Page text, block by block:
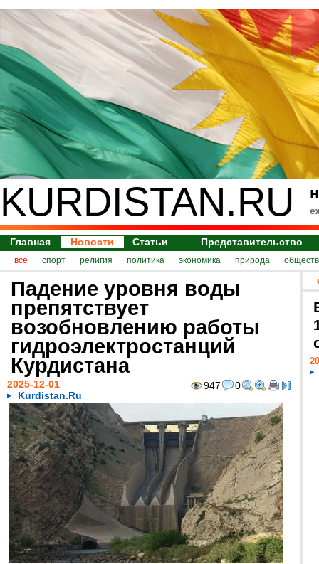
KURDISTAN.RU
Главная Новости Статьи Представительство
все спорт религия политика экономика природа
Падение уровня воды
препятствует
возобновлению работы
гидроэлектростанций
Курдистана
947 0
2025-12-01
Kurdistan.Ru